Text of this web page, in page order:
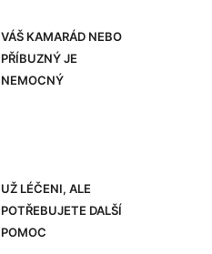
VÁŠ KAMARÁD NEBO
PŘÍBUZNÝ JE
NEMOCNÝ
UŽ LÉČENI, ALE
POTŘEBUJETE DALŠÍ
POMOC